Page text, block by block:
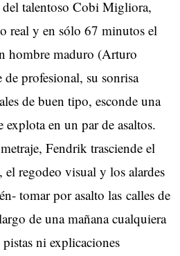
talentoso Cobi Migliora,
real y en sólo 67 minutos el
hombre maduro (Arturo
de profesional, su sonrisa
de buen tipo, esconde una
en un par de asaltos.
Fendrik trasciende el
regodeo visual y los alardes
tomar por asalto las calles de
de una mañana cualquiera
ni explicaciones